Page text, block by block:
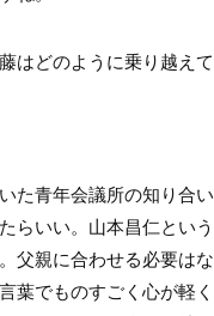
どのように乗り越え
た青年会議所の知り合
らいい。山本昌仁とい
父親に合わせる必要はな
葉でものすごく心が軽く